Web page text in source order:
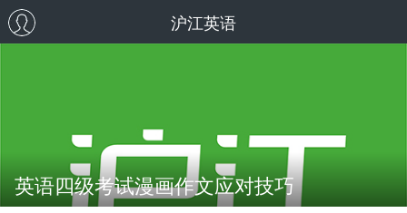
沪江英语
英语四级考试漫画作文应对技巧